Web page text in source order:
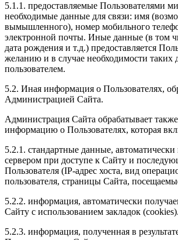
5.1.1. предоставляемые Пользователями
необходимые данные для связи: имя
вымышленного), номер мобильного
электронной почты. Иные данные (в том
дата рождения и т.д.) предоставляется
желанию и в случае необходимости таких
пользователем.
5.2. Иная информация о Пользователях,
Администрацией Сайта.
Администрация Сайта обрабатывает
информацию о Пользователях, которая
5.2.1. стандартные данные,
сервером при доступе к Сайту и
Пользователя (IP-адрес хоста, вид
пользователя, страницы Сайта,
5.2.2. информация, автоматически
Сайту с использованием закладок (cookies).
5.2.3. информация, полученная в